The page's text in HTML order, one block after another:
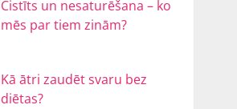
Cistīts un nesaturēšana – ko
mēs par tiem zinām?
Kā ātri zaudēt svaru bez
diētas?